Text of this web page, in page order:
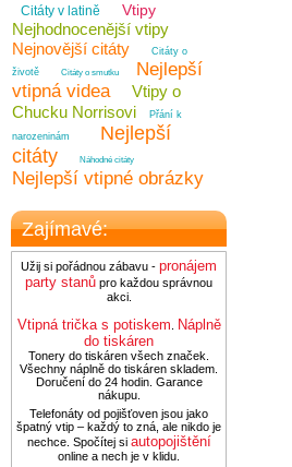
Citáty v latině Vtipy
Nejhodnocenější vtipy
Nejnovější citáty
Citáty o
životě
Citáty o smutku
Nejlepší
vtipná videa
Vtipy o
Chucku Norrisovi
Přání k
narozeninám
Nejlepší
citáty
Náhodné citáty
Nejlepší vtipné obrázky
Zajímavé:
Užij si pořádnou zábavu - pronájem
party stanů pro každou správnou
akci.
Vtipná trička s potiskem Náplně
do tiskáren
Tonery do tiskáren všech značek.
Všechny náplně do tiskáren skladem.
Doručení do 24 hodin. Garance
nákupu.
Telefonáty od pojišťoven jsou jako
špatný vtip – každý to zná, ale nikdo je
nechce. Spočítej si autopojištění
online a nech je v klidu.